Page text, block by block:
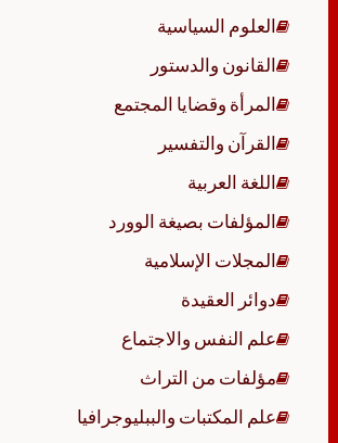
العلوم السياسية
القانون والدستور
المرأة وقضايا المجتمع
القرآن والتفسير
اللغة العربية
المؤلفات بصيغة الوورد
المجلات الإسلامية
دوائر العقيدة
علم النفس والاجتماع
مؤلفات من التراث
علم المكتبات والببليوجرافيا